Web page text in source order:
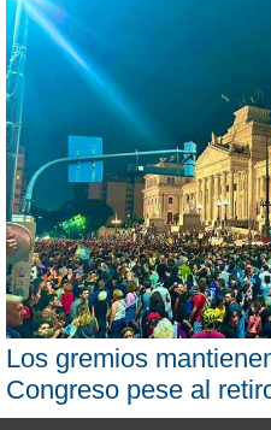
Los gremios
Congreso pese al